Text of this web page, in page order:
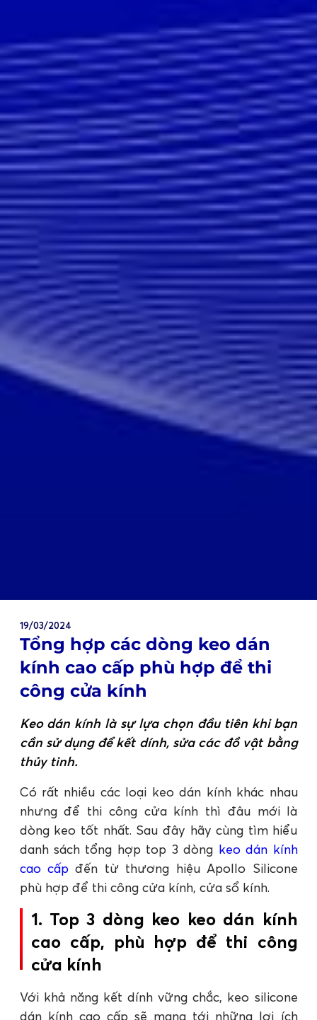
19/03/2024
Tổng hợp các dòng keo dán
kính cao cấp phù hợp để thi
công cửa kính
Keo dán kính là sự lựa chọn đầu tiên khi bạn
cần sử dụng để kết dính, sửa các đồ vật bằng
thủy tinh.
Có rất nhiều các loại keo dán kính khác nhau
nhưng để thi công cửa kính thì đâu mới là
dòng keo tốt nhất. Sau đây hãy cùng tìm hiểu
danh sách tổng hợp top 3 dòng keo dán kính
cao cấpđến từ thương hiệu Apollo Silicone
phù hợp để thi công cửa kính, cửa sổ kính.
1. Top 3 dòng keo keo dán kính
cao cấp, phù hợp để thi công
cửa kính
Với khả năng kết dính vững chắc, keo silicone
dán kính cao cấp sẽ mang tới những lợi ích